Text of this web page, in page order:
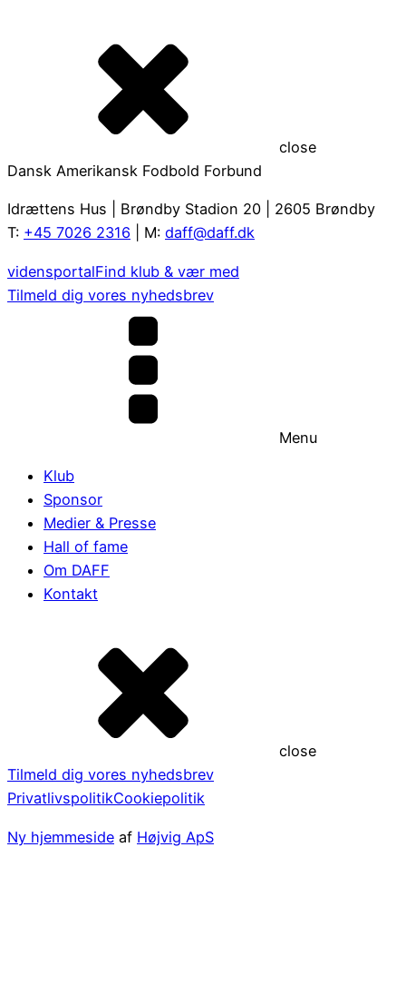
close
Dansk Amerikansk Fodbold Forbund
Idrættens Hus | Brøndby Stadion 20 | 2605 Brøndby
T: +45 7026 2316 | M: daff@daff.dk
vidensportalFind klub & vær med
Tilmeld dig vores nyhedsbrev
Menu
Klub
Sponsor
Medier & Presse
Hall of fame
Om DAFF
Kontakt
close
Tilmeld dig vores nyhedsbrev
PrivatlivspolitikCookiepolitik
Ny hjemmeside af Højvig ApS